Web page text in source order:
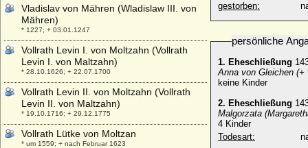
gestorben:
persönliche
1. Eheschließung
Anna von Gleichen (+
keine Kinder
2. Eheschließung
Malgorzata
4 Kinder
Todesart:
Vladislav von Mähren (Wladislaw III. von
Mähren)
* 1227; + 03.01.1247
Vollrath Levin I. von Moltzahn (Vollrath
Levin I. von Maltzahn)
* 28.10.1626; + 22.07.1700
Vollrath Levin II. von Moltzahn (Vollrath
Levin II. von Maltzahn)
* 19.10.1716; + 29.12.1775
Vollrath Lütke von Moltzan
* um 1559; + nach Februar 1623